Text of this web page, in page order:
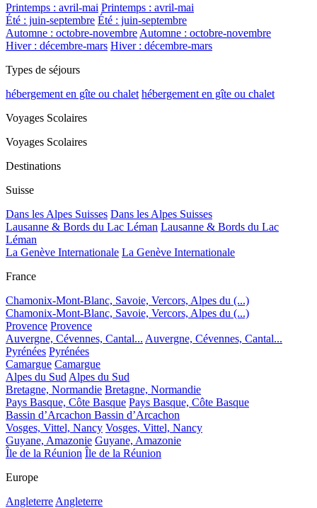
Printemps : avril-mai Printemps : avril-mai
Été : juin-septembre Été : juin-septembre
Automne : octobre-novembre Automne : octobre-novembre
Hiver : décembre-mars Hiver : décembre-mars
Types de séjours
hébergement en gîte ou chalet hébergement en gîte ou chalet
Voyages Scolaires
Voyages Scolaires
Destinations
Suisse
Dans les Alpes Suisses Dans les Alpes Suisses
Lausanne & Bords du Lac Léman Lausanne & Bords du Lac
Léman
La Genève Internationale La Genève Internationale
France
Chamonix-Mont-Blanc, Savoie, Vercors, Alpes du (...)
Chamonix-Mont-Blanc, Savoie, Vercors, Alpes du (...)
Provence Provence
Auvergne, Cévennes, Cantal... Auvergne, Cévennes, Cantal...
Pyrénées Pyrénées
Camargue Camargue
Alpes du Sud Alpes du Sud
Bretagne, Normandie Bretagne, Normandie
Pays Basque, Côte Basque Pays Basque, Côte Basque
Bassin d’Arcachon Bassin d’Arcachon
Vosges, Vittel, Nancy Vosges, Vittel, Nancy
Guyane, Amazonie Guyane, Amazonie
Île de la Réunion Île de la Réunion
Europe
Angleterre Angleterre